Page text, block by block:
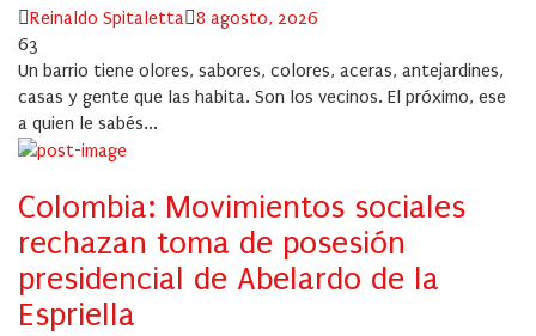
Author
Reinaldo Spitaletta Posted
8 agosto, 2026
63
Un barrio tiene olores, sabores, colores, aceras, antejardines,
casas y gente que las habita. Son los vecinos. El próximo, ese
a quien le sabés...
Colombia: Movimientos sociales
rechazan toma de posesión
presidencial de Abelardo de la
Espriella